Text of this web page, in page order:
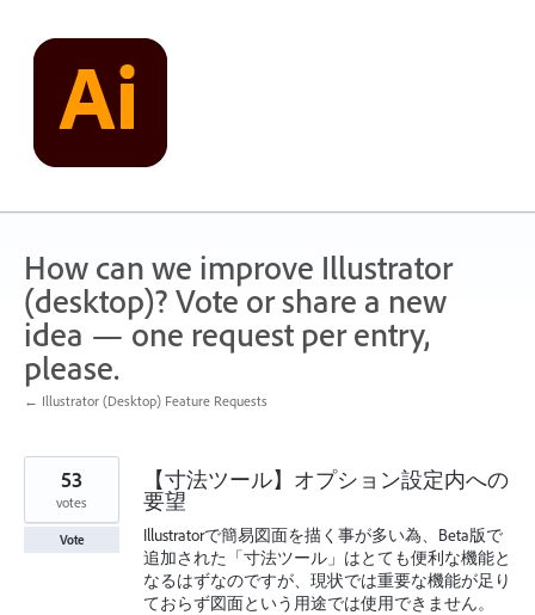
content
How can we improve Illustrator
(desktop)? Vote or share a new
idea — one request per entry,
please.
← Illustrator (Desktop) Feature Requests
【寸法ツール】オプション設定内への
要望
Illustratorで簡易図面を描く事が多い為、Beta版で
追加された「寸法ツール」はとても便利な機能と
なるはずなのですが、現状では重要な機能が足り
ておらず図面という用途では使用できません。
53
votes
Vote